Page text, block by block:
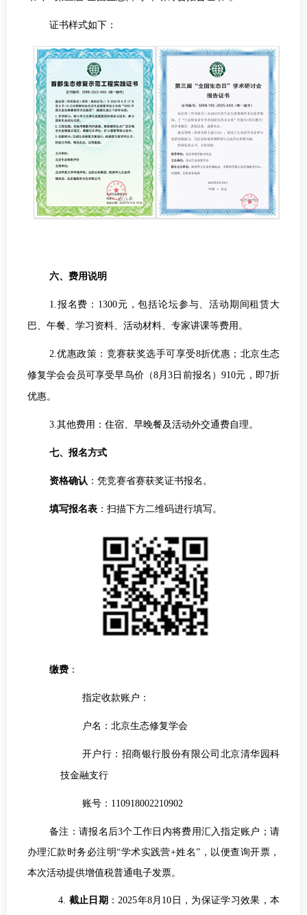
证书样式如下：
六、费用说明
1.报名费：1300元，包括论坛参与、活动期间租赁大
巴、午餐、学习资料、活动材料、专家讲课等费用。
2.优惠政策：竞赛获奖选手可享受8折优惠；北京生态
修复学会会员可享受早鸟价（8月3日前报名）910元，即7折
优惠。
3.其他费用：住宿、早晚餐及活动外交通费自理。
七、报名方式
资格确认 ：凭竞赛省赛获奖证书报名。
填写报名表 ：扫描下方二维码进行填写。
缴费 ：
指定收款账户：
户名：北京生态修复学会
开户行：招商银行股份有限公司北京清华园科
技金融支行
账号：110918002210902
备注：请报名后3个工作日内将费用汇入指定账户；请
办理汇款时务必注明“学术实践营+姓名”，以便查询开票，
本次活动提供增值税普通电子发票。
4. 截止日期 ：2025年8月10日，为保证学习效果，本